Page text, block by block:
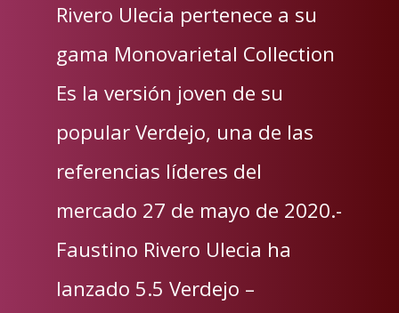
Rivero Ulecia pertenece a su
gama Monovarietal Collection
Es la versión joven de su
popular Verdejo, una de las
referencias líderes del
mercado 27 de mayo de 2020.-
Faustino Rivero Ulecia ha
lanzado 5.5 Verdejo –